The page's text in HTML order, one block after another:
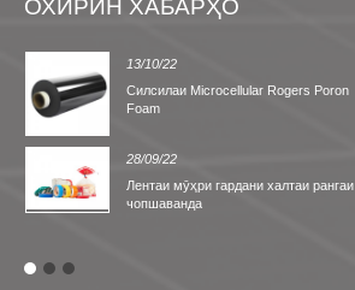
ОХИРИН ХАБАРҲО
13/10/22
Силсилаи Microcellular Rogers Poron
Foam
28/09/22
Лентаи мӯҳри гардани халтаи рангаи
чопшаванда